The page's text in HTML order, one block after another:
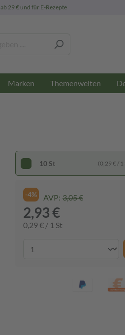
ab 29 € und für E-Rezepte
Marken Themenwelten
10 St (0,29 € / 1
-4% AVP: 3,05 €
2,93 €
0,29 € / 1 St